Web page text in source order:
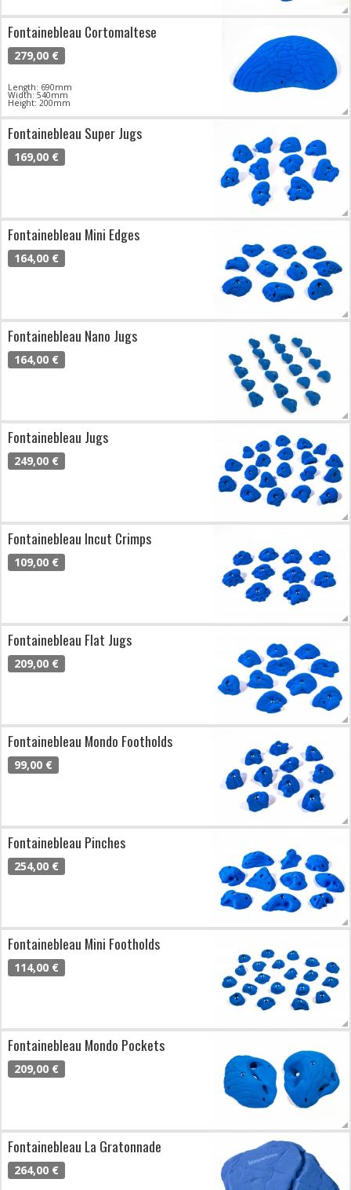
Fontainebleau Cortomaltese
279,00 €
Length: 690mm
Width: 540mm
Height: 200mm
Fontainebleau Super Jugs
169,00 €
Fontainebleau Mini Edges
164,00 €
Fontainebleau Nano Jugs
164,00 €
Fontainebleau Jugs
249,00 €
Fontainebleau Incut Crimps
109,00 €
Fontainebleau Flat Jugs
209,00 €
Fontainebleau Mondo Footholds
99,00 €
Fontainebleau Pinches
254,00 €
Fontainebleau Mini Footholds
114,00 €
Fontainebleau Mondo Pockets
209,00 €
Fontainebleau La Gratonnade
264,00 €